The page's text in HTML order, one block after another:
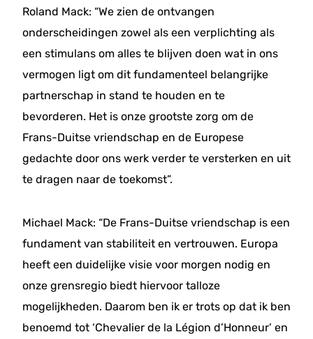
Roland Mack: “We zien de ontvangen
onderscheidingen zowel als een verplichting als
een stimulans om alles te blijven doen wat in ons
vermogen ligt om dit fundamenteel belangrijke
partnerschap in stand te houden en te
bevorderen. Het is onze grootste zorg om de
Frans-Duitse vriendschap en de Europese
gedachte door ons werk verder te versterken en uit
te dragen naar de toekomst”.
Michael Mack: “De Frans-Duitse vriendschap is een
fundament van stabiliteit en vertrouwen. Europa
heeft een duidelijke visie voor morgen nodig en
onze grensregio biedt hiervoor talloze
mogelijkheden. Daarom ben ik er trots op dat ik ben
benoemd tot ‘Chevalier de la Légion d’Honneur’ en